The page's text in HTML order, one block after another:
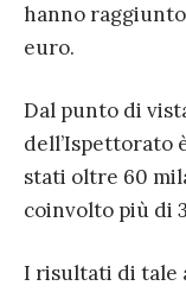
hanno
euro.
Dal punto di
dell’Ispettorato
stati oltre 60
coinvolto più di
I risultati di tale